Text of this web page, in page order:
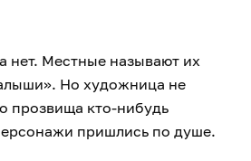
нет. Местные называют их
Но художница не
прозвища кто-нибудь
пришлись по душе.